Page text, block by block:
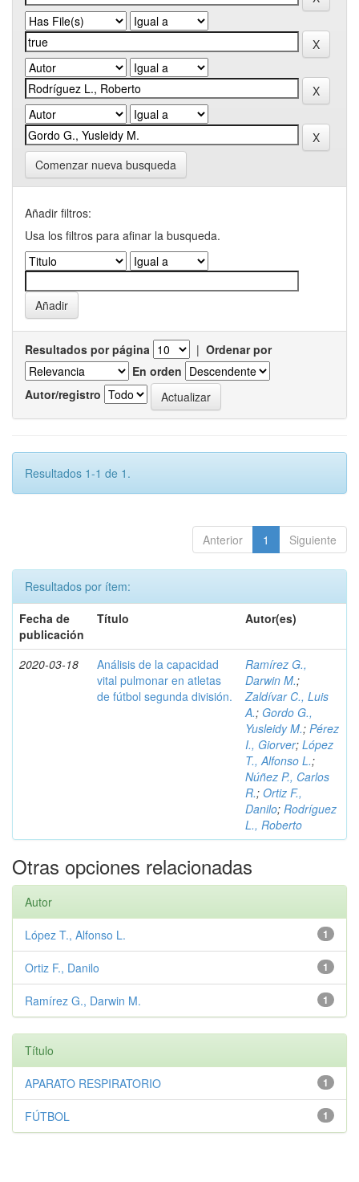
Comenzar nueva busqueda
Añadir filtros:
Usa los filtros para afinar la busqueda.
Resultados por página | Ordenar por
En orden
Autor/registro
Resultados 1-1 de 1.
Anterior 1 Siguiente
Resultados por ítem:
Fecha de
publicación
Título Autor(es)
2020-03-18
Análisis de la capacidad
vital pulmonar en atletas
de fútbol segunda división.
Ramírez G.,
Darwin M.;
Zaldívar C., Luis
A.; Gordo G.,
Yusleidy M.; Pérez
I., Giorver; López
T., Alfonso L.;
Núñez P., Carlos
R.; Ortiz F.,
Danilo; Rodríguez
L., Roberto
Otras opciones relacionadas
Autor
1
López T., Alfonso L.
1
Ortiz F., Danilo
1
Ramírez G., Darwin M.
Título
1
APARATO RESPIRATORIO
1
FÚTBOL